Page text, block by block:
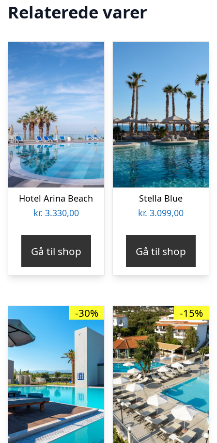
Relaterede varer
Hotel Arina Beach
kr. 3.330,00
Gå til shop
Stella Blue
kr. 3.099,00
Gå til shop
-30% -15%